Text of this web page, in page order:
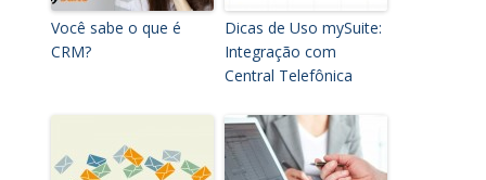
Você sabe o que é
CRM?
Dicas de Uso mySuite:
Integração com
Central Telefônica